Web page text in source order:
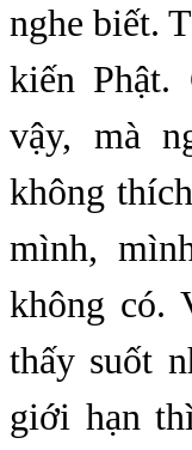
nghe biết.
kiến Phật.
vậy, mà
không
mình,
không có.
thấy suốt
giới hạn